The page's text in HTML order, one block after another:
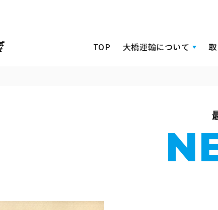
TOP 大橋運輸について